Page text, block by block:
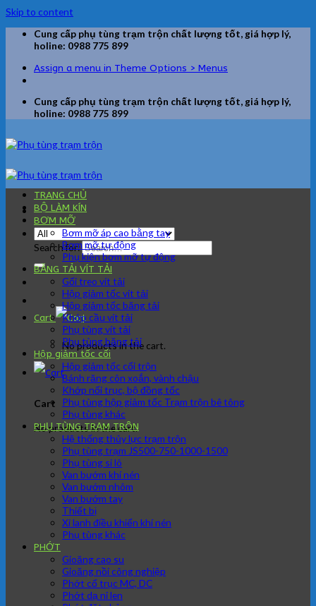
Skip to content
Cung cấp phụ tùng trạm trộn chất lượng tốt, giá hợp lý,
holine: 0988 775 899
Assign a menu in Theme Options > Menus
Cung cấp phụ tùng trạm trộn chất lượng tốt, giá hợp lý,
holine: 0988 775 899
Search for:
Cart
No products in the cart.
Cart
No products in the cart.
TRANG CHỦ
BỘ LÀM KÍN
BƠM MỠ
Bơm mỡ áp cao bằng tay
Bơm mỡ tự động
Phụ kiện bơm mỡ tự động
BĂNG TẢI VÍT TẢI
Gối treo vít tải
Hộp giảm tốc vít tải
Hộp giảm tốc băng tải
Khớp cầu vít tải
Phụ tùng vít tải
Phụ tùng băng tải
Hộp giảm tốc cối
Hộp giảm tốc cối trộn
Bánh răng côn xoắn, vành chậu
Khớp nối trục, bộ đồng tốc
Phụ tùng hộp giảm tốc Trạm trộn bê tông
Phụ tùng khác
PHỤ TÙNG TRẠM TRÔN
Hệ thống thủy lực trạm trộn
Phụ tùng trạm JS500-750-1000-1500
Phụ tùng si lô
Van bướm khí nén
Van bướm nhôm
Van bướm tay
Thiết bị
Xi lanh điều khiển khí nén
Phụ tùng khác
PHỚT
Gioăng cao su
Gioăng nồi công nghiệp
Phớt cổ trục MC, DC
Phớt dạ nỉ len